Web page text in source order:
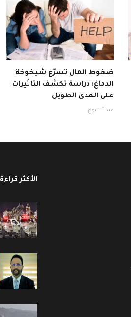
ضغوط المال تسرّع شيخوخة
الدماغ: دراسة تكشف التأثيرات
على المدى الطويل
منذ أسبوع
الأكثر قراءة